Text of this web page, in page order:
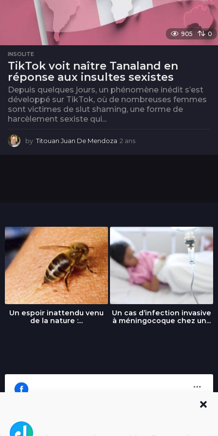
905 0
INSOLITE
TikTok voit naître Tanaland en
réponse aux insultes sexistes
Depuis quelques jours, un phénomène inédit s’est
développé sur TikTok, où de nombreuses femmes
sont victimes de slut shaming, une forme de
harcèlement sexiste qui...
by Titouan Juan De Mendoza 2 ans
Un espoir inattendu venu
de la nature :...
Un cas d’infection invasive
à méningocoque chez un...